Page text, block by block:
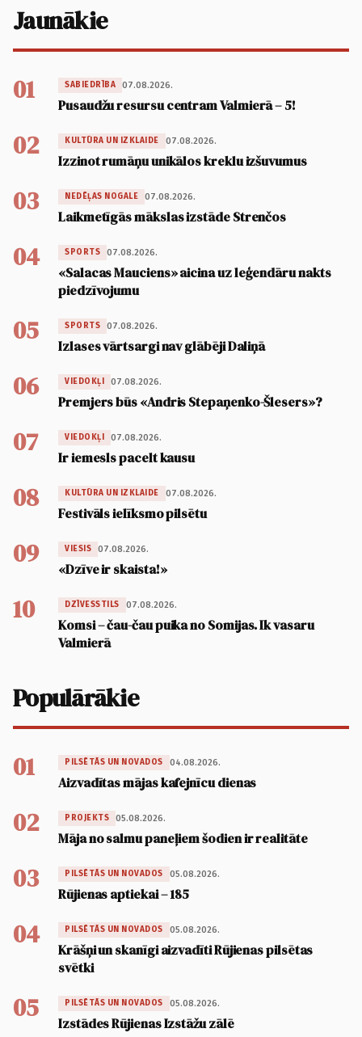
Jaunākie
01 SABIEDRĪBA 07.08.2026.
Pusaudžu resursu centram Valmierā – 5!
02 KULTŪRA UN IZKLAIDE 07.08.2026.
Izzinot rumāņu unikālos kreklu izšuvumus
03 NEDĒĻAS NOGALE 07.08.2026.
Laikmetīgās mākslas izstāde Strenčos
04 SPORTS 07.08.2026.
«Salacas Mauciens» aicina uz leģendāru nakts
piedzīvojumu
05 SPORTS 07.08.2026.
Izlases vārtsargi nav glābēji Daliņā
06 VIEDOKĻI 07.08.2026.
Premjers būs «Andris Stepaņenko-Šlesers»?
07 VIEDOKĻI 07.08.2026.
Ir iemesls pacelt kausu
08 KULTŪRA UN IZKLAIDE 07.08.2026.
Festivāls ielīksmo pilsētu
09 VIESIS 07.08.2026.
«Dzīve ir skaista!»
10 DZĪVESSTILS 07.08.2026.
Komsi – čau-čau puika no Somijas. Ik vasaru
Valmierā
Populārākie
01 PILSĒTĀS UN NOVADOS 04.08.2026.
Aizvadītas mājas kafejnīcu dienas
02 PROJEKTS 05.08.2026.
Māja no salmu paneļiem šodien ir realitāte
03 PILSĒTĀS UN NOVADOS 05.08.2026.
Rūjienas aptiekai – 185
04 PILSĒTĀS UN NOVADOS 05.08.2026.
Krāšņi un skanīgi aizvadīti Rūjienas pilsētas
svētki
05 PILSĒTĀS UN NOVADOS 05.08.2026.
Izstādes Rūjienas Izstāžu zālē